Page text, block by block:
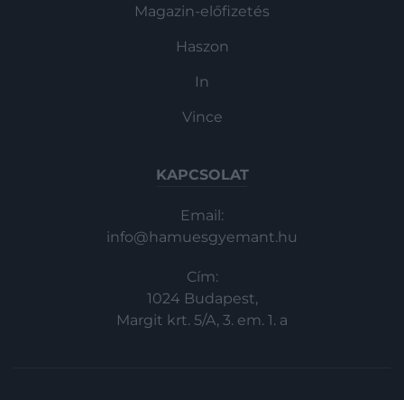
Magazin-előfizetés
Haszon
In
Vince
KAPCSOLAT
Email:
info@hamuesgyemant.hu
Cím:
1024 Budapest,
Margit krt. 5/A, 3. em. 1. a